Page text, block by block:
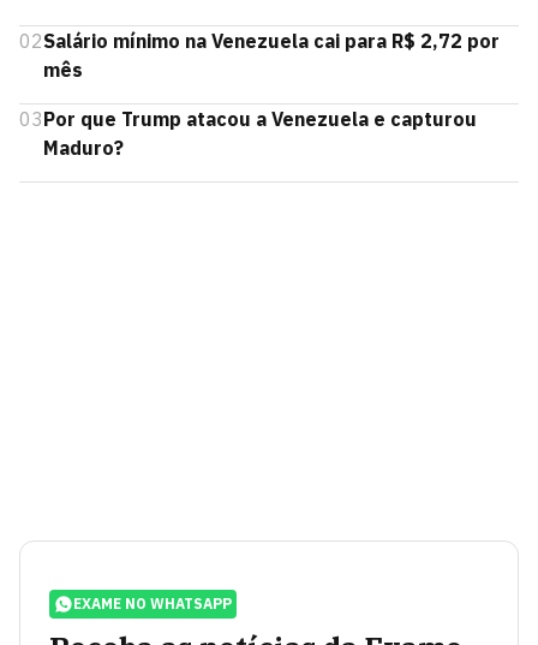
02Salário mínimo na Venezuela cai para R$ 2,72 por
mês
03Por que Trump atacou a Venezuela e capturou
Maduro?
EXAME NO WHATSAPP